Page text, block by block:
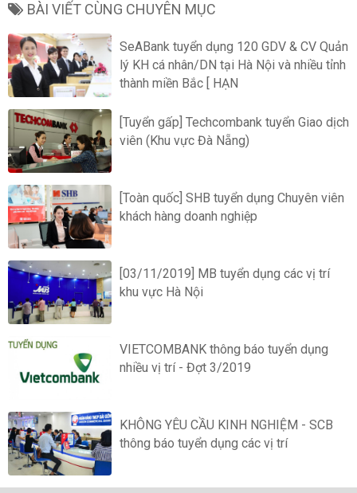
BÀI VIẾT CÙNG CHUYÊN MỤC
SeABank tuyển dụng 120 GDV & CV Quản
lý KH cá nhân/DN tại Hà Nội và nhiều tỉnh
thành miền Bắc [ HẠN
[Tuyển gấp] Techcombank tuyển Giao dịch
viên (Khu vực Đà Nẵng)
[Toàn quốc] SHB tuyển dụng Chuyên viên
khách hàng doanh nghiệp
[03/11/2019] MB tuyển dụng các vị trí
khu vực Hà Nội
VIETCOMBANK thông báo tuyển dụng
nhiều vị trí - Đợt 3/2019
KHÔNG YÊU CẦU KINH NGHIỆM - SCB
thông báo tuyển dụng các vị trí